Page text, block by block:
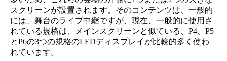
スクリーンが設置されます。そのコンテンツは、一般的
には、舞台のライブ中継ですが、現在、一般的に使用さ
れている規格は、メインスクリーンと似ている、P4、P5
とP6の3つの規格のLEDディスプレイが比較的多く使わ
れています。